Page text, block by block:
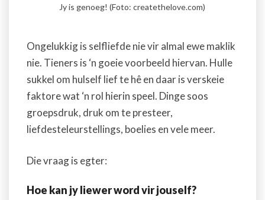
Jy is genoeg! (Foto: createthelove.com)
Ongelukkig is selfliefde nie vir almal ewe maklik
nie. Tieners is ‘n goeie voorbeeld hiervan. Hulle
sukkel om hulself lief te hê en daar is verskeie
faktore wat ‘n rol hierin speel. Dinge soos
groepsdruk, druk om te presteer,
liefdesteleurstellings, boelies en vele meer.
Die vraag is egter:
Hoe kan jy liewer word vir jouself?